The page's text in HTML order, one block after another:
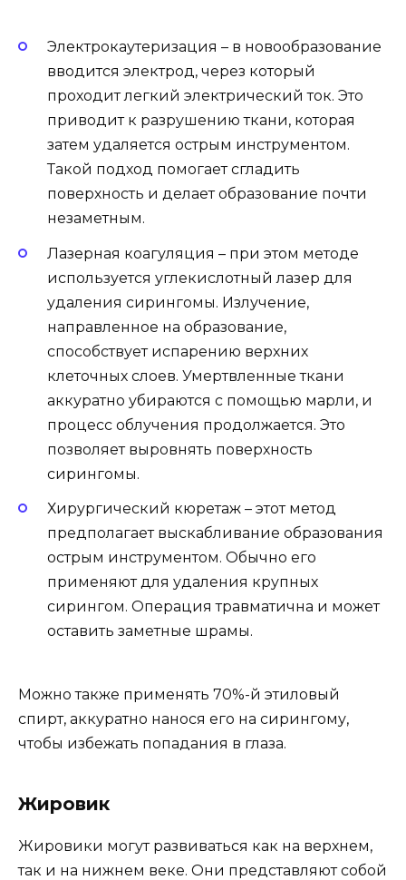
Электрокаутеризация – в новообразование
вводится электрод, через который
проходит легкий электрический ток. Это
приводит к разрушению ткани, которая
затем удаляется острым инструментом.
Такой подход помогает сгладить
поверхность и делает образование почти
незаметным.
Лазерная коагуляция – при этом методе
используется углекислотный лазер для
удаления сирингомы. Излучение,
направленное на образование,
способствует испарению верхних
клеточных слоев. Умертвленные ткани
аккуратно убираются с помощью марли, и
процесс облучения продолжается. Это
позволяет выровнять поверхность
сирингомы.
Хирургический кюретаж – этот метод
предполагает выскабливание образования
острым инструментом. Обычно его
применяют для удаления крупных
сирингом. Операция травматична и может
оставить заметные шрамы.
Можно также применять 70%-й этиловый
спирт, аккуратно нанося его на сирингому,
чтобы избежать попадания в глаза.
Жировик
Жировики могут развиваться как на верхнем,
так и на нижнем веке. Они представляют собой